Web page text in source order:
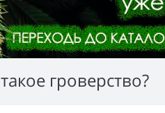
гроверство?